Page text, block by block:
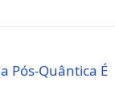
Pós-Quântica É